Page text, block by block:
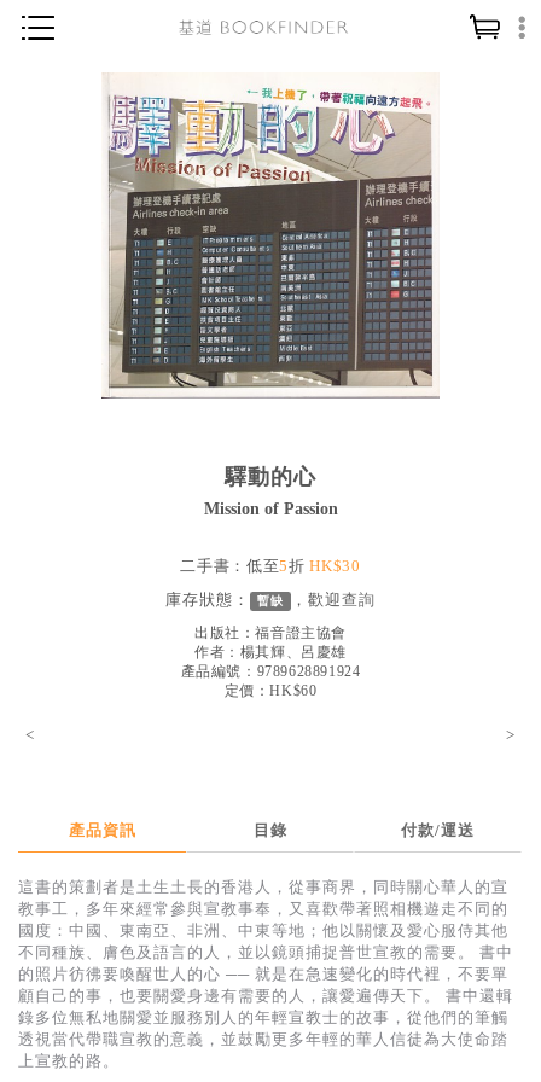
讀經／研經
聖經
信仰入門
教會歷史
靈修／禱告
信徒生活
教會事工
哲學／宗教比較
見證／傳記
文藝／勵志
得獎作品推介
中文二手書
英文二手書
精選英文書
電子書
驛動的心
Mission of Passion
二手書：低至5折HK$30
庫存狀態： 暫缺 ，歡迎查詢
出版社：福音證主協會
作者： 楊其輝、呂慶雄
產品編號：9789628891924
定價：HK$60
< >
產品資訊 目錄 付款/運送
這書的策劃者是土生土長的香港人，從事商界，同時關心華人的宣
教事工，多年來經常參與宣教事奉，又喜歡帶著照相機遊走不同的
國度：中國、東南亞、非洲、中東等地；他以關懷及愛心服侍其他
不同種族、膚色及語言的人，並以鏡頭捕捉普世宣教的需要。 書中
的照片彷彿要喚醒世人的心 ── 就是在急速變化的時代裡，不要單
顧自己的事，也要關愛身邊有需要的人，讓愛遍傳天下。 書中還輯
錄多位無私地關愛並服務別人的年輕宣教士的故事，從他們的筆觸
透視當代帶職宣教的意義，並鼓勵更多年輕的華人信徒為大使命踏
上宣教的路。